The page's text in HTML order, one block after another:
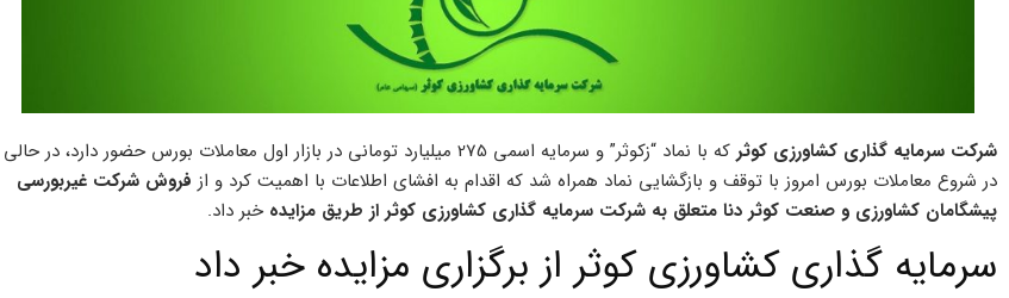
شرکت سرمايه گذاري کشاورزي کوثر
که با نماد “زکوثر” و سرمایه اسمی 275 میلیارد تومانی در بازار اول معاملات بورس حضور دارد، در حالی
در شروع معاملات بورس امروز با توقف و بازگشایی نماد همراه شد که اقدام به افشای اطلاعات با اهمیت کرد و از فروش شرکت غیربورسی
پیشگامان کشاورزی و صنعت کوثر دنا متعلق به شرکت سرمایه گذاری کشاورزی کوثر از طریق مزایده خبر داد.
سرمايه گذاري کشاورزي کوثر از برگزاري مزايده خبر داد